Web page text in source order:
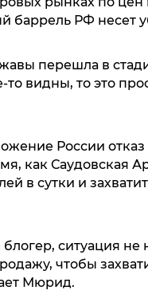
баррель РФ несет
перешла в
видны, то это
России
как Саудовская
в сутки и
ситуация
чтобы
Мюрид.